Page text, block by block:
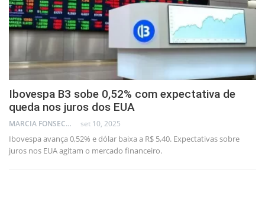
Ibovespa B3 sobe 0,52% com expectativa de
queda nos juros dos EUA
MARCIA FONSECA - FINANCIAL CONSULTANT set 10, 2025
Ibovespa avança 0,52% e dólar baixa a R$ 5,40. Expectativas sobre
juros nos EUA agitam o mercado financeiro.